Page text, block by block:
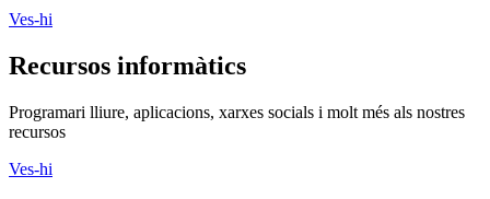
Ves-hi
Recursos informàtics
Programari lliure, aplicacions, xarxes socials i molt més als nostres
recursos
Ves-hi